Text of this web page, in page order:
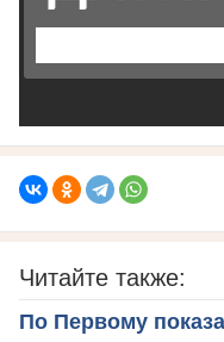
Читайте также:
По Первому